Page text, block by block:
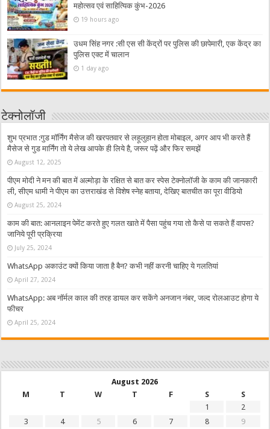
महोत्सव एवं साहित्यिक कुंभ-2026
19 hours ago
उधम सिंह नगर :सी एस सी केंद्रों पर पुलिस की छापेमारी, एक केंद्र का
पुलिस एक्ट में चालान
1 day ago
टेक्नोलॉजी
शुभ प्रभात :गुड मॉर्निंग मैसेज की खरपतवार से लहूलुहान होता मोबाइल, अगर आप भी करते हैं
मैसेज से गुड मार्निंग तो ये लेख आपके ही लिये है, जरूर पढ़ें और फिर समझें
August 12, 2025
पीएम मोदी ने मन की बात में अल्मोड़ा के रक्षित से बात कर स्पेस टेक्नोलॉजी के काम की जानकारी
ली, सीएम धामी ने पीएम का उत्तराखंड से विशेष स्नेह बताया, देखिए बातचीत का पूरा वीडियो
August 25, 2024
काम की बात: आनलाइन पेमेंट करते हुए गलत खाते में पैसा पहुंच गया तो कैसे पा सकते हैं वापस?
जानिये पूरी प्रक्रिया
July 25, 2024
WhatsApp अकाउंट क्यों किया जाता है बैन? कभी नहीं करनी चाहिए ये गलतियां
April 27, 2024
WhatsApp: अब नॉर्मल काल की तरह डायल कर सकेंगे अनजान नंबर, जल्द रोलआउट होगा ये
फीचर
April 25, 2024
August 2026
M
T W T F S
S
1
2
3
4 5 6 7 8 9